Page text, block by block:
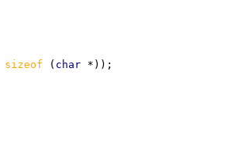
sizeof ( char